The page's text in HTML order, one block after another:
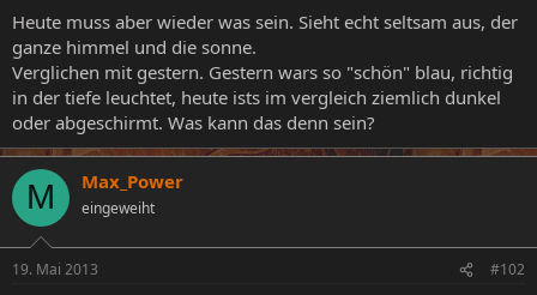
m
Heute muss aber wieder was sein. Sieht echt seltsam aus, der
ganze himmel und die sonne.
Verglichen mit gestern. Gestern wars so "schön" blau, richtig
in der tiefe leuchtet, heute ists im vergleich ziemlich dunkel
oder abgeschirmt. Was kann das denn sein?
M Max_Power
eingeweiht
19. Mai 2013 #102